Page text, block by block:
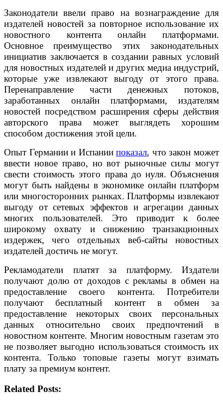
Законодатели ввели право на вознаграждение для
издателей новостей за повторное использование их
новостного контента онлайн платформами.
Основное преимущество этих законодательных
инициатив заключается в создании равных условий
для новостных издателей и других медиа индустрий,
которые уже извлекают выгоду от этого права.
Перенаправление части денежных потоков,
заработанных онлайн платформами, издателям
новостей посредством расширения сферы действия
авторского права может выглядеть хорошим
способом достижения этой цели.
Опыт Германии и Испаниипоказал, что закон может
ввести новое право, но вот рыночные силы могут
свести стоимость этого права до нуля. Объяснения
могут быть найдены в экономике онлайн платформ
или многосторонних рынках. Платформы извлекают
выгоду от сетевых эффектов и агрегации данных
многих пользователей. Это приводит к более
широкому охвату и снижению транзакционных
издержек, чего отдельных веб-сайты новостных
издателей достичь не могут.
Рекламодатели платят за платформу. Издатели
получают долю от доходов с рекламы в обмен на
предоставление своего контента. Потребители
получают бесплатный контент в обмен за
предоставление некоторых своих персональных
данных относительно своих предпочтений в
новостном контенте. Многим новостным газетам это
не позволяет выгодно использоваться стоимость их
контента. Только топовые газеты могут взимать
плату за премиум контент.
Related Posts: